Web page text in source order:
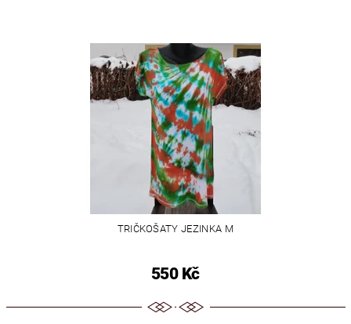
TRIČKOŠATY JEZINKA M
550 Kč